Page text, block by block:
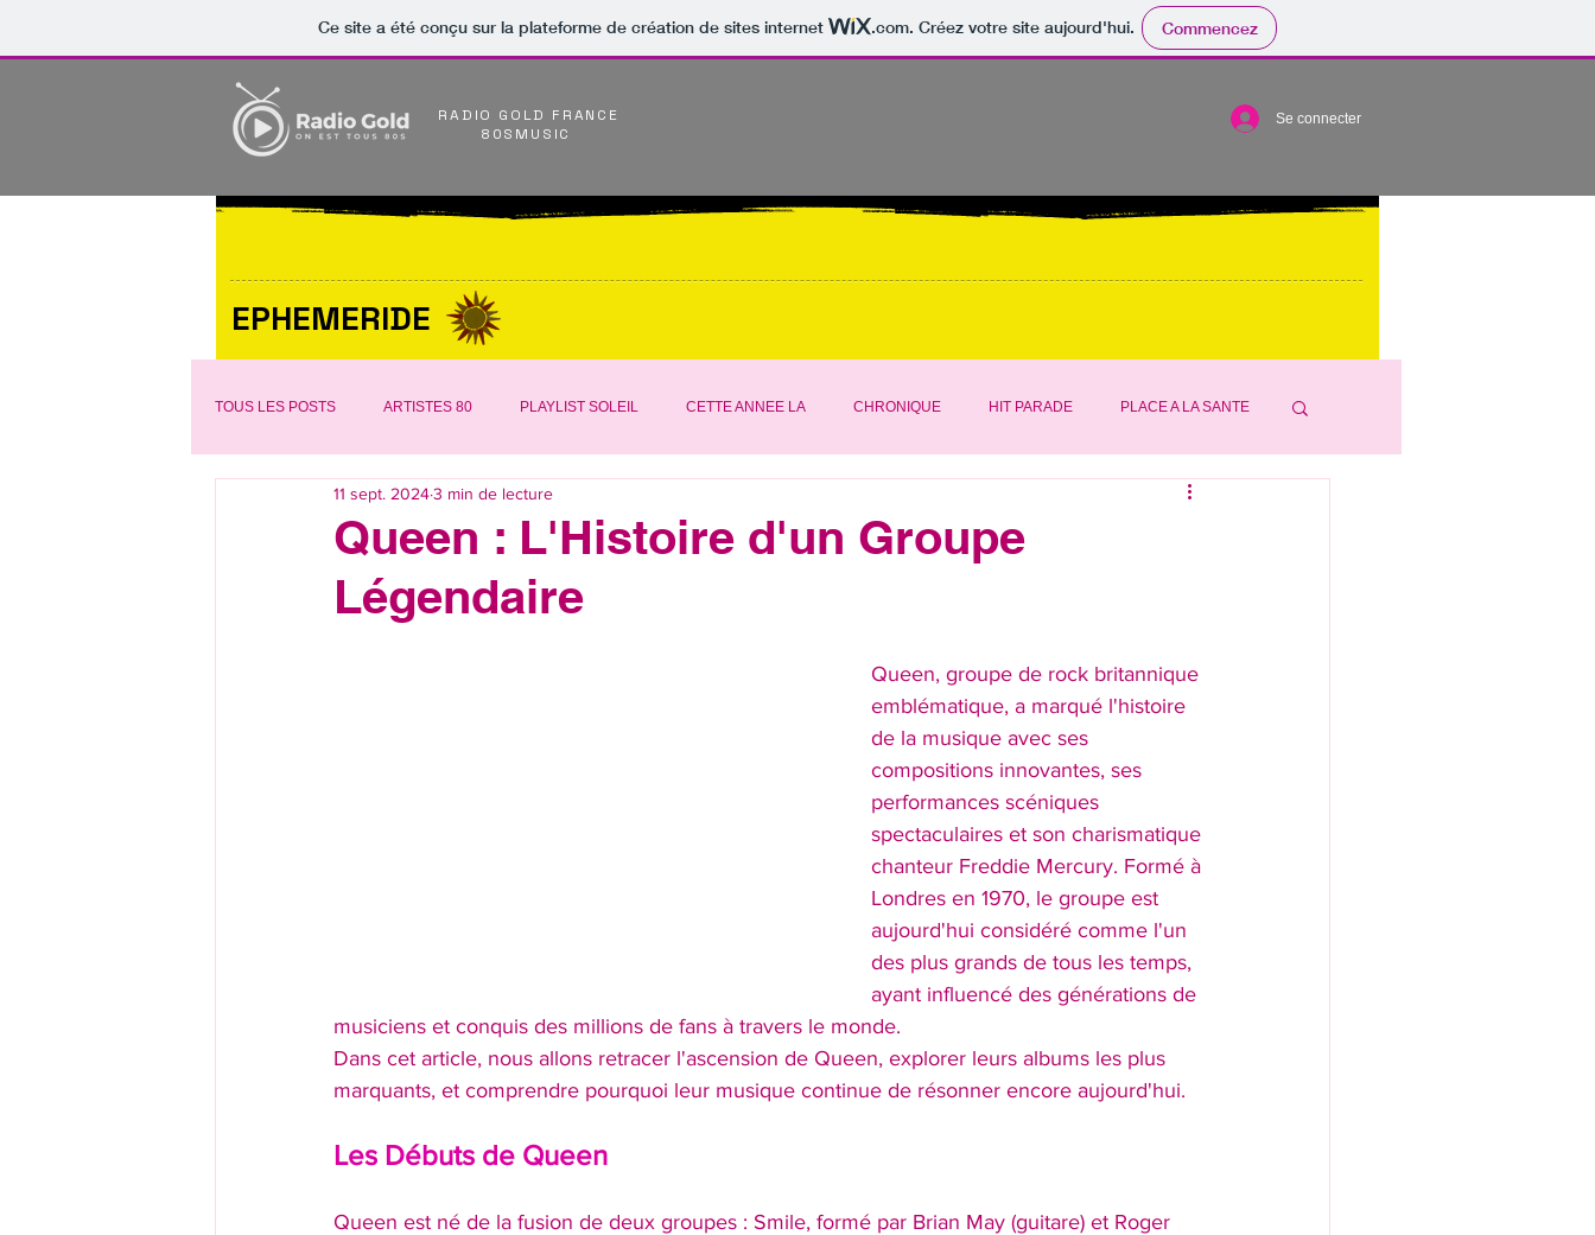
Ce site a été conçu sur la plateforme de création de sites internet .com. Créez votre site aujourd'hui. Commencez
RADIO GOLD FRANCE
80SMUSIC
Se connecter
EPHEMERIDE
TOUS LES POSTS ARTISTES 80 PLAYLIST SOLEIL CETTE ANNEE LA CHRONIQUE HIT PARADE PLACE A LA SANTE
SELECTION VIDEO AUTOUR DE NOUS
Queen : L'Histoire d'un Groupe
Légendaire
11 sept. 20243 min de lecture
Queen, groupe de rock britannique
emblématique, a marqué l'histoire
de la musique avec ses
compositions innovantes, ses
performances scéniques
spectaculaires et son charismatique
chanteur Freddie Mercury. Formé à
Londres en 1970, le groupe est
aujourd'hui considéré comme l'un
des plus grands de tous les temps,
ayant influencé des générations de
musiciens et conquis des millions de fans à travers le monde.
Dans cet article, nous allons retracer l'ascension de Queen, explorer leurs albums les plus
marquants, et comprendre pourquoi leur musique continue de résonner encore aujourd'hui.
Les Débuts de Queen
Queen est né de la fusion de deux groupes : Smile, formé par Brian May (guitare) et Roger